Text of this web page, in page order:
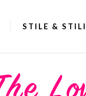
STILE & STILI